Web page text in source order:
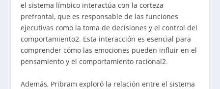
el sistema límbico interactúa con la corteza
prefrontal, que es responsable de las funciones
ejecutivas como la toma de decisiones y el control del
comportamiento2. Esta interacción es esencial para
comprender cómo las emociones pueden influir en el
pensamiento y el comportamiento racional2.
Además, Pribram exploró la relación entre el sistema